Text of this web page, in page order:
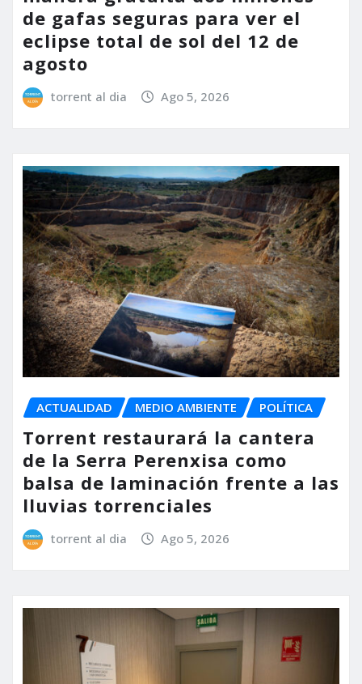
de gafas seguras para ver el
eclipse total de sol del 12 de
agosto
torrent al dia Ago 5, 2026
ACTUALIDAD MEDIO AMBIENTE POLÍTICA
Torrent restaurará la cantera
de la Serra Perenxisa como
balsa de laminación frente a las
lluvias torrenciales
torrent al dia Ago 5, 2026